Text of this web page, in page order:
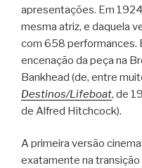
apresentações. Em
mesma atriz, e daquela
com 658 performances.
encenação da peça na
Bankhead (de, entre
Destinos/Lifeboat, de
de Alfred Hitchcock).
A primeira versão
exatamente na transição